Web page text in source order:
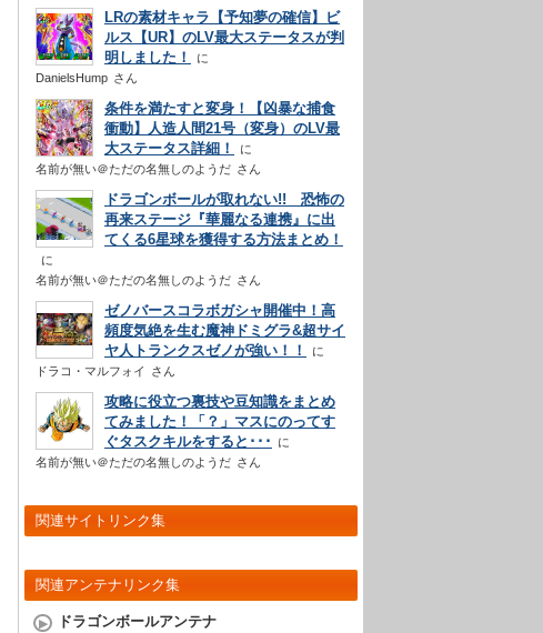
LRの素材キャラ【予知夢の確信】ビ
ルス【UR】のLV最大ステータスが判
明しました！
DanielsHump さん
条件を満たすと変身！【凶暴な捕食
衝動】人造人間21号（変身）のLV最
大ステータス詳細！
名前が無い＠ただの名無しのようだ さん
ドラゴンボールが取れない!! 恐怖の
再来ステージ『華麗なる連携』に出
てくる6星球を獲得する方法まとめ！
名前が無い＠ただの名無しのようだ さん
ゼノバースコラボガシャ開催中！高
頻度気絶を生む魔神ドミグラ&超サイ
ヤ人トランクスゼノが強い！！
ドラコ・マルフォイ さん
攻略に役立つ裏技や豆知識をまとめ
てみました！「？」マスにのってす
ぐタスクキルをすると･･･
名前が無い＠ただの名無しのようだ さん
関連サイトリンク集
関連アンテナリンク集
ドラゴンボールアンテナ